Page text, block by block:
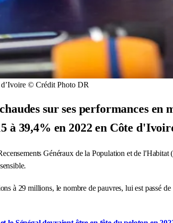
© Crédit Photo DR
sur ses performances
à 39,4% en 2022 en Côte
Généraux de la Population et de
à 29 millions, le nombre de pauvres, lui est passé